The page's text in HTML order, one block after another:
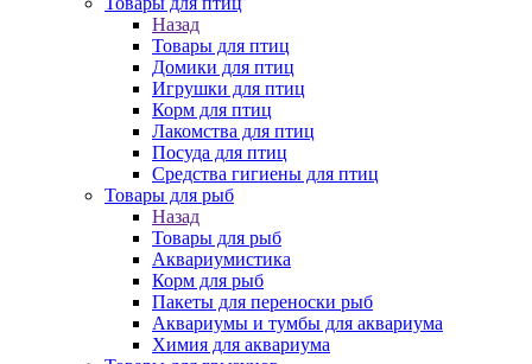
Назад
Товары для птиц
Домики для птиц
Игрушки для птиц
Корм для птиц
Лакомства для птиц
Посуда для птиц
Средства гигиены для птиц
Товары для рыб
Назад
Товары для рыб
Аквариумистика
Корм для рыб
Пакеты для переноски рыб
Аквариумы и тумбы для аквариума
Химия для аквариума